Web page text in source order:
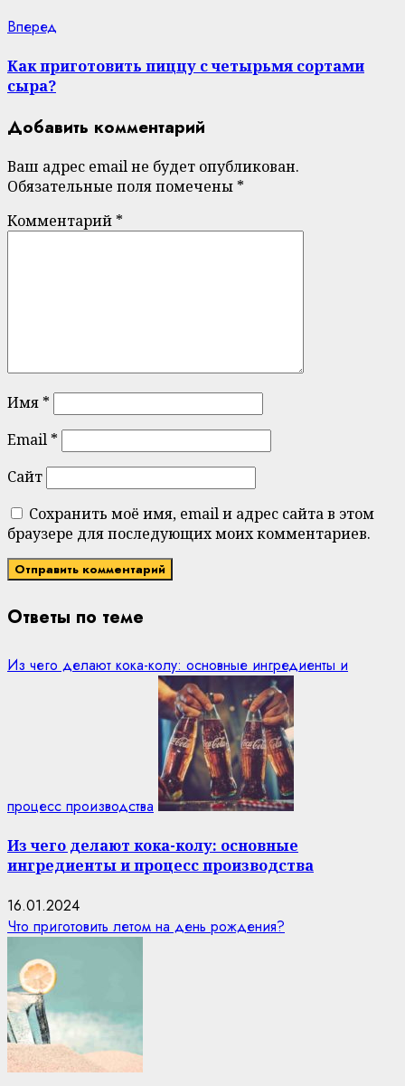
Вперед
Как приготовить пиццу с четырьмя сортами
сыра?
Добавить комментарий
Ваш адрес email не будет опубликован.
Обязательные поля помечены *
Комментарий *
Имя *
Email *
Сайт
Сохранить моё имя, email и адрес сайта в этом
браузере для последующих моих комментариев.
Ответы по теме
Из чего делают кока-колу: основные ингредиенты и
процесс производства
Из чего делают кока-колу: основные
ингредиенты и процесс производства
16.01.2024
Что приготовить летом на день рождения?